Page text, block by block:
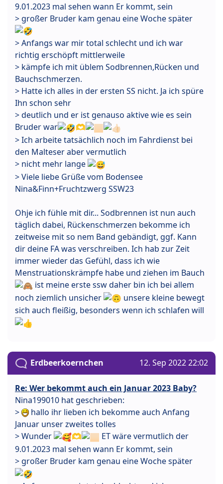
9.01.2023 mal sehen wann Er kommt, sein
> großer Bruder kam genau eine Woche später
> Anfangs war mir total schlecht und ich war
richtig erschöpft mittlerweile
> kämpfe ich mit üblem Sodbrennen,Rücken und
Bauchschmerzen.
> Hatte ich alles in der ersten SS nicht. Ja ich spüre
Ihn schon sehr
> deutlich und er ist genauso aktive wie es sein
Bruder war
🫶
> Ich arbeite tatsächlich noch im Fahrdienst bei
den Malteser aber vermutlich
> nicht mehr lange
> Viele liebe Grüße vom Bodensee
Nina&Finn+Fruchtzwerg SSW23
Ohje ich fühle mit dir... Sodbrennen ist nun auch
täglich dabei, Rückenschmerzen bekomme ich
zeitweise mit so nem Band gebändigt, ggf. Kann
dir deine FA was verschreiben. Ich hab zur Zeit
immer wieder das Gefühl, dass ich wie
Menstruationskrämpfe habe und ziehen im Bauch
ist meine erste ssw daher bin ich bei allem
noch ziemlich unsicher
unsere kleine bewegt
sich auch fleißig, besonders wenn ich schlafen will
Erdbeerkoernchen 12. Sep 2022 22:02
Re: Wer bekommt auch ein Januar 2023 Baby?
Nina199010 hat geschrieben:
>
hallo ihr lieben ich bekomme auch Anfang
Januar unser zweites tolles
> Wunder
🫶
ET wäre vermutlich der
9.01.2023 mal sehen wann Er kommt, sein
> großer Bruder kam genau eine Woche später